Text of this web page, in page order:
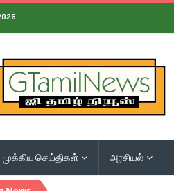
முக்கிய செய்திகள் அரசியல்